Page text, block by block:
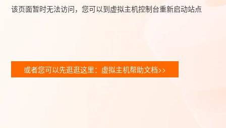
该页面暂时无法访问，您可以到虚拟主机控制台重新启动站点
或者您可以先逛逛这里：虚拟主机帮助文档>>